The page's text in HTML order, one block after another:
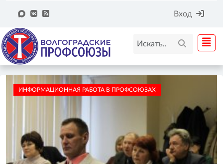
Вход
ИНФОРМАЦИОННАЯ РАБОТА В ПРОФСОЮЗАХ